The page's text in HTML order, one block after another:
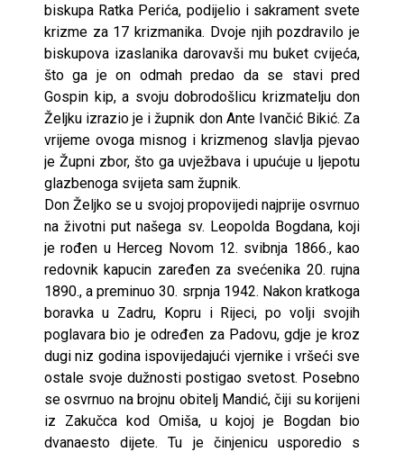
biskupa Ratka Perića, podijelio i sakrament svete
krizme za 17 krizmanika. Dvoje njih pozdravilo je
biskupova izaslanika darovavši mu buket cvijeća,
što ga je on odmah predao da se stavi pred
Gospin kip, a svoju dobrodošlicu krizmatelju don
Željku izrazio je i župnik don Ante Ivančić Bikić. Za
vrijeme ovoga misnog i krizmenog slavlja pjevao
je Župni zbor, što ga uvježbava i upućuje u ljepotu
glazbenoga svijeta sam župnik.
Don Željko se u svojoj propovijedi najprije osvrnuo
na životni put našega sv. Leopolda Bogdana, koji
je rođen u Herceg Novom 12. svibnja 1866., kao
redovnik kapucin zaređen za svećenika 20. rujna
1890., a preminuo 30. srpnja 1942. Nakon kratkoga
boravka u Zadru, Kopru i Rijeci, po volji svojih
poglavara bio je određen za Padovu, gdje je kroz
dugi niz godina ispovijedajući vjernike i vršeći sve
ostale svoje dužnosti postigao svetost. Posebno
se osvrnuo na brojnu obitelj Mandić, čiji su korijeni
iz Zakučca kod Omiša, u kojoj je Bogdan bio
dvanaesto dijete. Tu je činjenicu usporedio s